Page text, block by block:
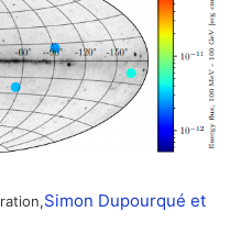
Simon Dupourqué et